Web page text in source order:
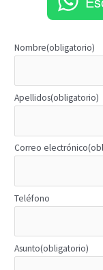
Nombre(obligatorio)
Apellidos(obligatorio)
Correo electrónico
Teléfono
Asunto(obligatorio)